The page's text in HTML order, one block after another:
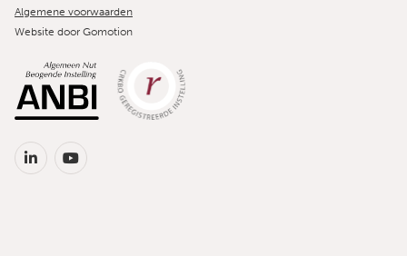
Algemene voorwaarden
Website door Gomotion